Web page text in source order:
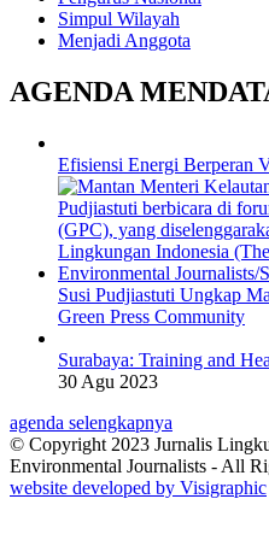
Simpul Wilayah
Menjadi Anggota
AGENDA
Efisiensi Energi Berperan
Susi Pudjiastuti Ungkap
Green Press Community
Surabaya: Training and
30 Agu 2023
agenda selengkapnya
© Copyright 2023 Jurnalis
Environmental Journalists - All
website developed by Visigraphic